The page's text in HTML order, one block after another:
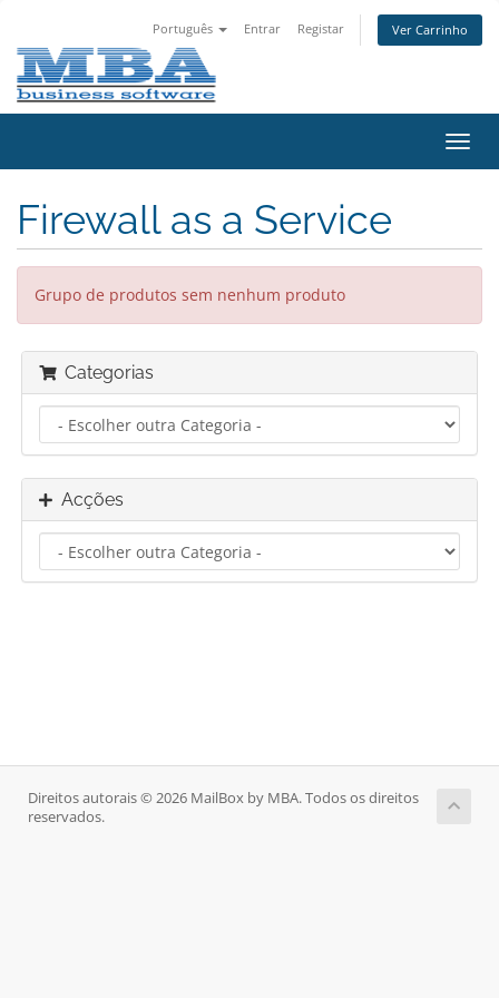
Português Entrar Registar Ver Carrinho
Firewall as a Service
Grupo de produtos sem nenhum produto
Categorias
Acções
Direitos autorais © 2026 MailBox by MBA. Todos os direitos
reservados.